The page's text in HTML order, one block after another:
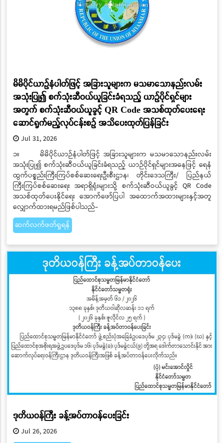
မိမိပိုင်ယာဉ်နံပါတ်ဖြင့် အခြားသူများက မသမာသောနည်းလမ်း
အသုံးပြု၍ စက်သုံးဆီဝယ်ယူခြင်းခံရသည့် ယာဉ်ပိုင်ရှင်များ
အတွက် စက်သုံးဆီဝယ်ယူခွင့် QR Code အသစ်ထုတ်ပေးရေး
ဆောင်ရွက်မည့်လုပ်ငန်းစဉ် အသိပေးထုတ်ပြန်ခြင်း
Jul 31, 2026
၁။ မိမိပိုင်ယာဉ်နံပါတ်ဖြင့် အခြားသူများက မသမာသောနည်းလမ်း
အသုံးပြု၍ စက်သုံးဆီဝယ်ယူခြင်းခံရသည့် ယာဉ်ပိုင်ရှင်များအနေဖြင့် ရေနံ
ထွက်ပစ္စည်းကြီးကြပ်စစ်ဆေးရေးဦးစီးဌာန၊ တိုင်းဒေသကြီး/ ပြည်နယ်
ကြီးကြပ်စစ်ဆေးရေး အရာရှိရုံးများသို့ စက်သုံးဆီဝယ်ယူခွင့် QR Code
အသစ်ထုတ်ပေးနိုင်ရေး အောက်ဖော်ပြပါ အထောက်အထားများနှင့်အတူ
လျှောက်ထားရမည်ဖြစ်ပါသည်-
ဆက်လက်ဖတ်ရှုရန်
ဒုတိယဝန်ကြီး ခန့်အပ်တာဝန်ပေးခြင်း
Jul 26, 2026